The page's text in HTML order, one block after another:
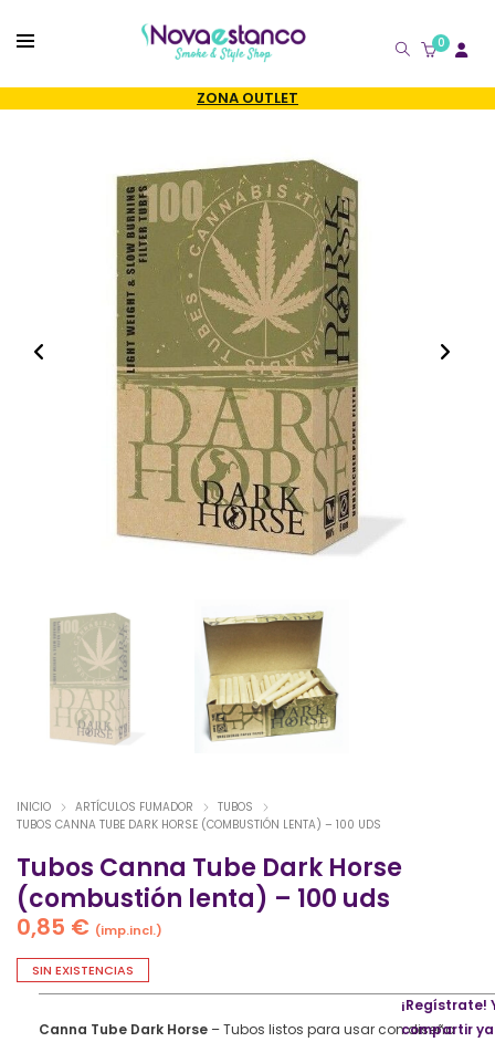
0
ZONA OUTLET
INICIO ARTÍCULOS FUMADOR
TUBOS
TUBOS CANNA TUBE DARK HORSE (COMBUSTIÓN LENTA) – 100 UDS
Tubos Canna Tube Dark Horse
(combustión lenta) – 100 uds
0,85 € (imp.incl.)
SIN EXISTENCIAS
Canna Tube Dark Horse – Tubos listos para usar con diseño
¡Regístrate!
compartir ya